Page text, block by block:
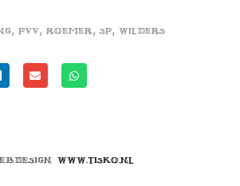
, pvv , roemer, sp, wilders
www.tisko.nl